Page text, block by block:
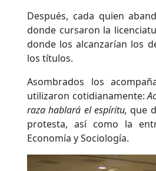
Después, cada quien
donde cursaron la
donde los alcanzarían los
los títulos.
Asombrados los
utilizaron cotidianamente:
raza hablará el espíritu, que
protesta, así como la
Economía y Sociología.